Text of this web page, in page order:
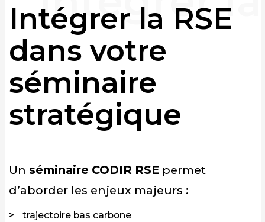
Intégrer la RSE
dans votre
séminaire
stratégique
Un séminaire CODIR RSE permet
d’aborder les enjeux majeurs :
trajectoire bas carbone